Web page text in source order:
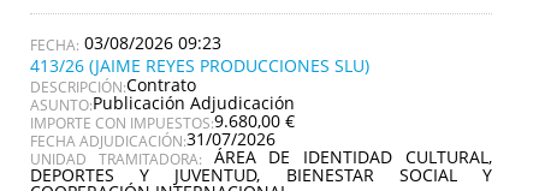
03/08/2026 09:23
413/26 (JAIME REYES PRODUCCIONES SLU)
DESCRIPCIÓN:Contrato
ASUNTO:Publicación Adjudicación
IMPORTE CON IMPUESTOS:9.680,00 €
FECHA ADJUDICACIÓN:31/07/2026
UNIDAD TRAMITADORA: ÁREA DE IDENTIDAD CULTURAL,
DEPORTES Y JUVENTUD, BIENESTAR SOCIAL Y